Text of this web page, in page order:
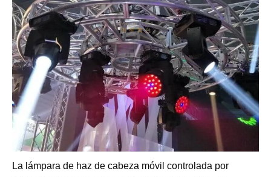
La lámpara de haz de cabeza móvil controlada por